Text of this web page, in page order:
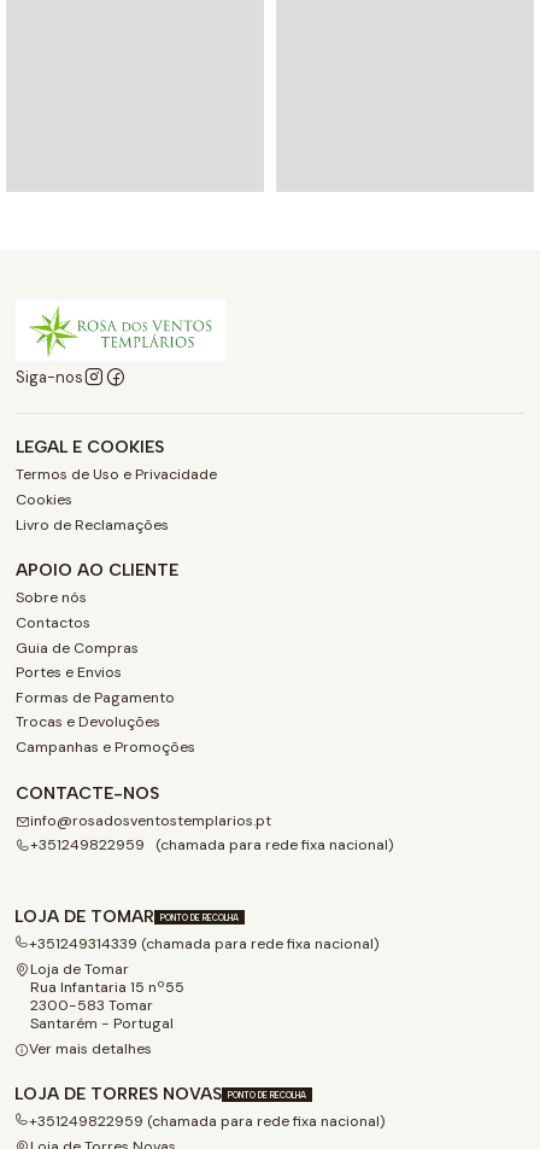
Siga-nos
LEGAL E COOKIES
Termos de Uso e Privacidade
Cookies
Livro de Reclamações
APOIO AO CLIENTE
Sobre nós
Contactos
Guia de Compras
Portes e Envios
Formas de Pagamento
Trocas e Devoluções
Campanhas e Promoções
CONTACTE-NOS
info@rosadosventostemplarios.pt
+351249822959 (chamada para rede fixa nacional)
LOJA DE TOMAR PONTO DE RECOLHA
+351249314339 (chamada para rede fixa nacional)
Loja de Tomar
Rua Infantaria 15 nº55
2300-583 Tomar
Santarém - Portugal
Ver mais detalhes
LOJA DE TORRES NOVAS PONTO DE RECOLHA
+351249822959 (chamada para rede fixa nacional)